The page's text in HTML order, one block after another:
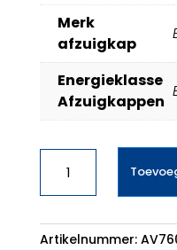
Merk
afzuigkap
Energieklasse
Afzuigkappen
19mmx19mm
Wasmachine
aantal
Artikelnummer: